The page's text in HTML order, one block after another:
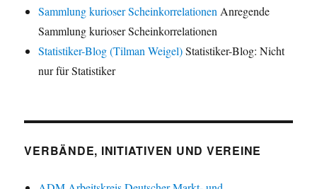
Sammlung kurioser Scheinkorrelationen Anregende
Sammlung kurioser Scheinkorrelationen
Statistiker-Blog (Tilman Weigel)Statistiker-Blog: Nicht
nur für Statistiker
VERBÄNDE, INITIATIVEN UND VEREINE